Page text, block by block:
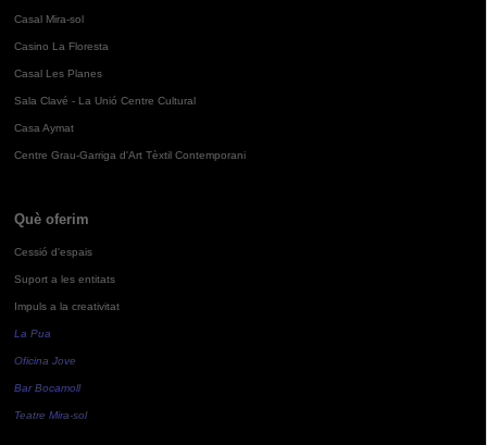
Casal Mira-sol
Casino La Floresta
Casal Les Planes
Sala Clavé - La Unió Centre Cultural
Casa Aymat
Centre Grau-Garriga d'Art Tèxtil Contemporani
Què oferim
Cessió d'espais
Suport a les entitats
Impuls a la creativitat
La Pua
Oficina Jove
Bar Bocamoll
Teatre Mira-sol